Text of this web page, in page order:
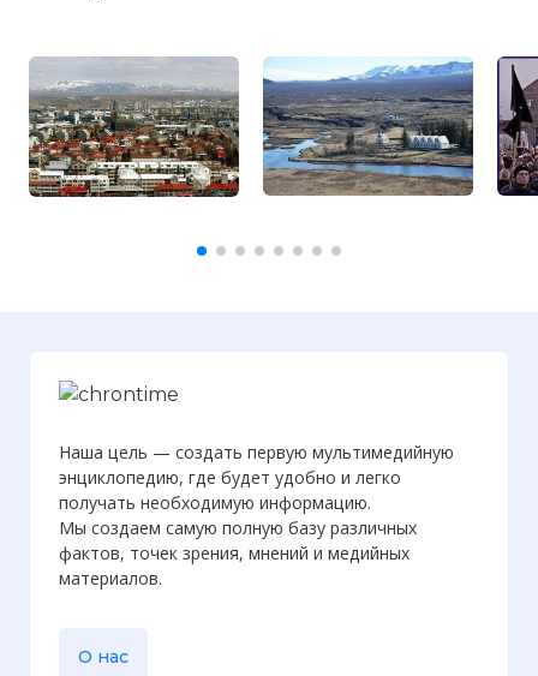
Наша цель — создать первую мультимедийную
энциклопедию, где будет удобно и легко
получать необходимую информацию.
Мы создаем самую полную базу различных
фактов, точек зрения, мнений и медийных
материалов.
О нас